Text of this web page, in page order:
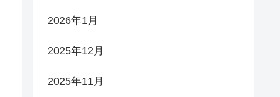
2026年1月
2025年12月
2025年11月